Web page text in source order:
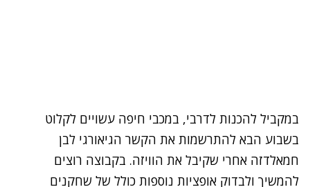
במקביל להכנות לדרבי, במכבי חיפה עשויים לקלוט
בשבוע הבא להתרשמות את הקשר הגיאורגי לבן
חמאלדזה אחרי שקיבל את הוויזה. בקבוצה רוצים
להמשיך ולבדוק אופציות נוספות כולל של שחקנים